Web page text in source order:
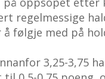
regelmessige
følgje med på
3,25-3,75